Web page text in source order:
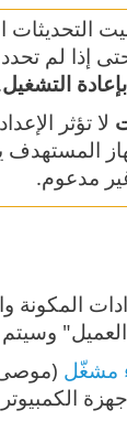
التحديثات
إذا لم تحدد
التشغيل
لا تؤثر
مدعوم.
المكونة
مشغّل (موصى